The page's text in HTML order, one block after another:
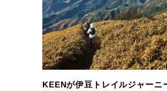
KEENが伊豆トレイルジャーニ